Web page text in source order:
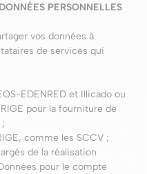
PERSONNELLES
vos données à
de services qui
EDENRED et Illicado ou
pour la fourniture de
comme les SCCV ;
de la réalisation
pour le compte